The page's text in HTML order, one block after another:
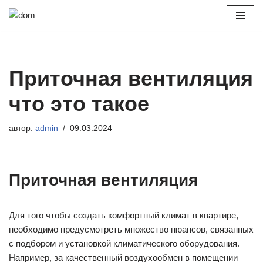
Приточная вентиляция
что это такое
автор: admin 09.03.2024
Приточная вентиляция
Для того чтобы создать комфортный климат в квартире,
необходимо предусмотреть множество нюансов, связанных
с подбором и установкой климатического оборудования.
Например, за качественный воздухообмен в помещении